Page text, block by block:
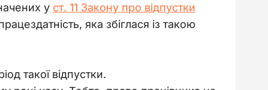
у ст. 11 Закону про відпустки
яка збіглася із такою
такої відпустки.